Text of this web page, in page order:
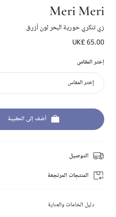
Meri Meri
زي تنكري حورية البحر لون أزرق
UK£ 65.00
إختر المقاس
إختر المقاس
أضف إلى الحقيبة
التوصيل
المنتجات المرتجعة
دليل الخامات والعناية